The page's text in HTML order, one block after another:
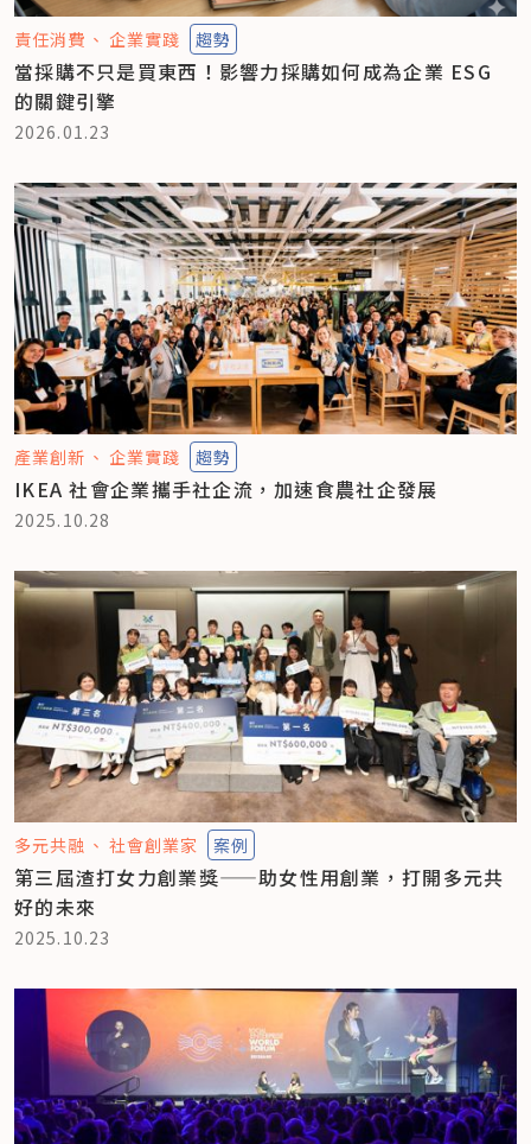
責任消費 企業實踐 趨勢
當採購不只是買東西！影響力採購如何成為企業 ESG
的關鍵引擎
2026.01.23
產業創新 企業實踐 趨勢
IKEA 社會企業攜手社企流，加速食農社企發展
2025.10.28
多元共融 社會創業家 案例
第三屆渣打女力創業獎——助女性用創業，打開多元共
好的未來
2025.10.23